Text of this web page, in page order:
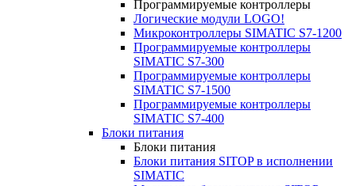
Программируемые контроллеры
Логические модули LOGO!
Микроконтроллеры SIMATIC S7-1200
Программируемые контроллеры
SIMATIC S7-300
Программируемые контроллеры
SIMATIC S7-1500
Программируемые контроллеры
SIMATIC S7-400
Блоки питания
Блоки питания
Блоки питания SITOP в исполнении
SIMATIC